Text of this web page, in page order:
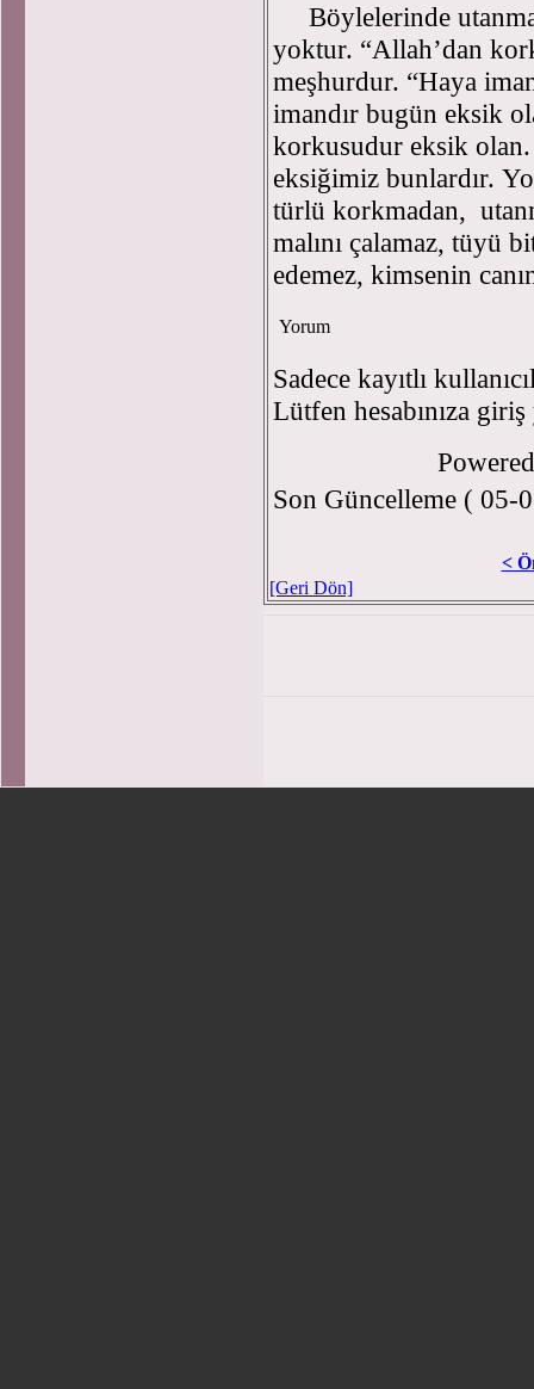
Böylelerinde
yoktur. “Allah’dan
meşhurdur. “Haya
imandır bugün eksik
korkusudur eksik
eksiğimiz bunlardır.
türlü korkmadan,
malını çalamaz, tüyü
edemez, kimsenin
Yorum
Sadece kayıtlı
Lütfen hesabınıza
Son Güncelleme ( 05-
<
[Geri Dön]